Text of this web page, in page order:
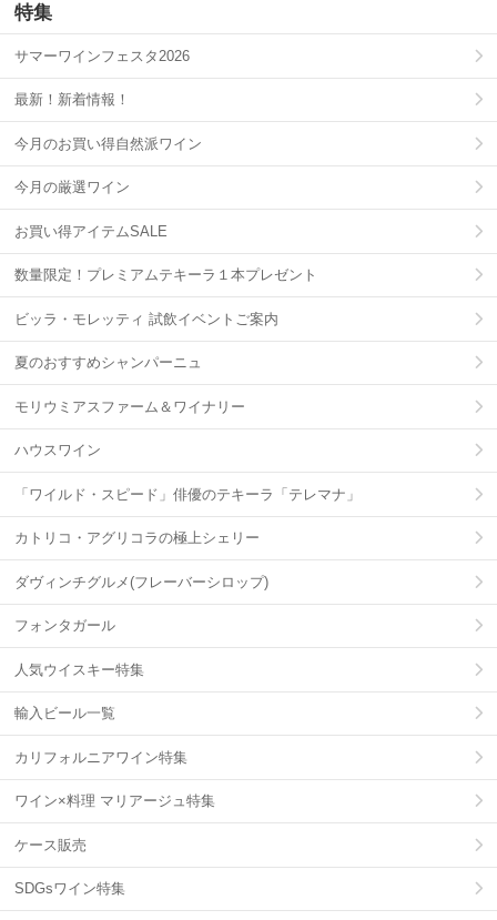
特集
サマーワインフェスタ2026
最新！新着情報！
今月のお買い得自然派ワイン
今月の厳選ワイン
お買い得アイテムSALE
数量限定！プレミアムテキーラ１本プレゼント
ビッラ・モレッティ 試飲イベントご案内
夏のおすすめシャンパーニュ
モリウミアスファーム＆ワイナリー
ハウスワイン
「ワイルド・スピード」俳優のテキーラ「テレマナ」
カトリコ・アグリコラの極上シェリー
ダヴィンチグルメ(フレーバーシロップ)
フォンタガール
人気ウイスキー特集
輸入ビール一覧
カリフォルニアワイン特集
ワイン×料理 マリアージュ特集
ケース販売
SDGsワイン特集